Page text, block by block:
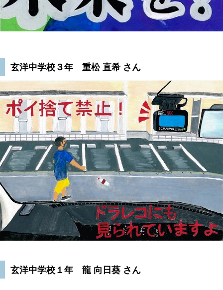
玄洋中学校３年 重松 直希 さん
玄洋中学校１年 龍 向日葵 さん